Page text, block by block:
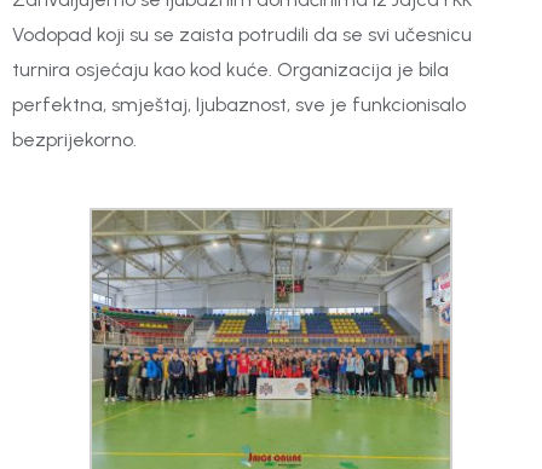
Vodopad koji su se zaista potrudili da se svi učesnicu
turnira osjećaju kao kod kuće. Organizacija je bila
perfektna, smještaj, ljubaznost, sve je funkcionisalo
bezprijekorno.